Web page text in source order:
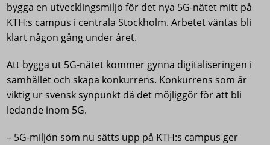
bygga en utvecklingsmiljö för det nya 5G-nätet mitt på
KTH:s campus i centrala Stockholm. Arbetet väntas bli
klart någon gång under året.
Att bygga ut 5G-nätet kommer gynna digitaliseringen i
samhället och skapa konkurrens. Konkurrens som är
viktig ur svensk synpunkt då det möjliggör för att bli
ledande inom 5G.
– 5G-miljön som nu sätts upp på KTH:s campus ger